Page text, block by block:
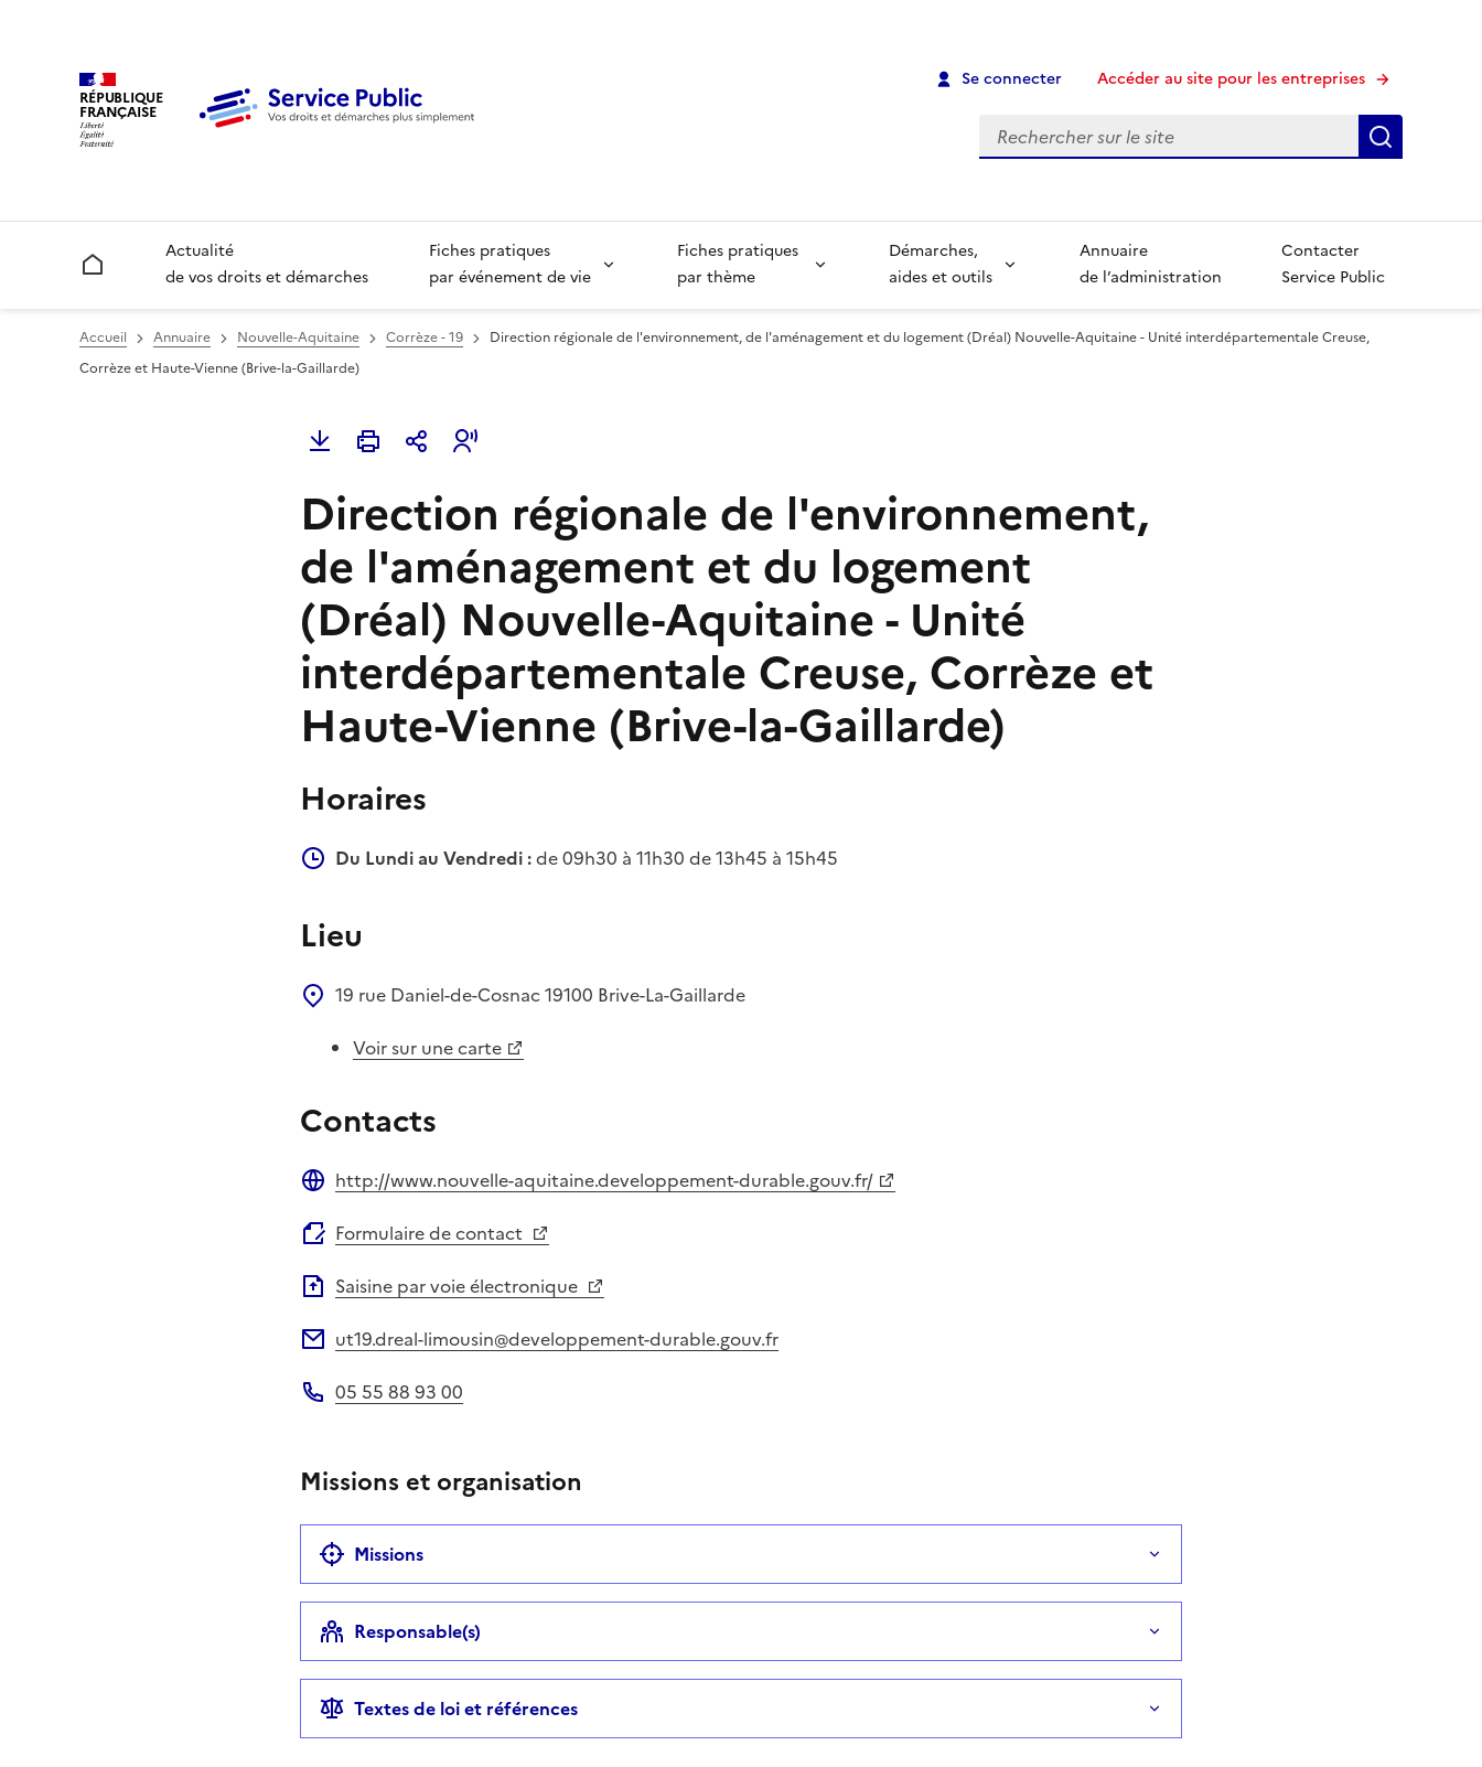
RÉPUBLIQUE
FRANÇAISE
Se connecter Accéder au site pour les entreprises
Recherche
Accueil
Actualité
de vos droits et démarches
Fiches pratiques
par événement de vie
Fiches pratiques
par thème
Démarches,
aides et outils
Annuaire
de l’administration
Contacter
Service Public
Accueil Annuaire Nouvelle-Aquitaine Corrèze - 19
Direction régionale de l'environnement, de l'aménagement et du logement (Dréal) Nouvelle-Aquitaine - Unité interdépartementale Creuse,
Corrèze et Haute-Vienne (Brive-la-Gaillarde)
Direction régionale de l'environnement,
de l'aménagement et du logement
(Dréal) Nouvelle-Aquitaine - Unité
interdépartementale Creuse, Corrèze et
Haute-Vienne (Brive-la-Gaillarde)
Horaires
Du Lundi au Vendredi :de 09h30 à 11h30 de 13h45 à 15h45
Lieu
19 rue Daniel-de-Cosnac19100 Brive-La-Gaillarde
Voir sur une carte
Contacts
http://www.nouvelle-aquitaine.developpement-durable.gouv.fr/
Formulaire de contact
Saisine par voie électronique
ut19.dreal-limousin@developpement-durable.gouv.fr
05 55 88 93 00
Missions et organisation
Missions
Responsable(s)
Textes de loi et références